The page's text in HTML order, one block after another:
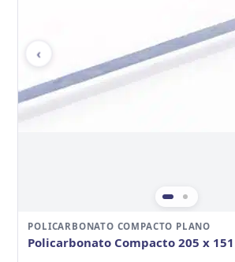
‹
POLICARBONATO COMPACTO PLANO
Policarbonato Compacto 205 x